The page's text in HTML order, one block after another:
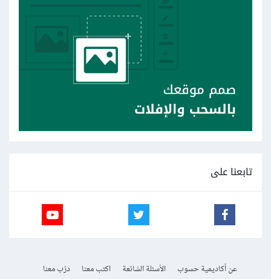
تابعنا على
عن أكاديمية حسوب الأسئلة الشائعة اكتب معنا
درّب معنا